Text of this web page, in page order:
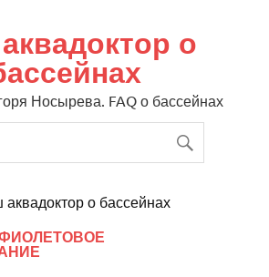
о
Носырева. FAQ о бассейнах